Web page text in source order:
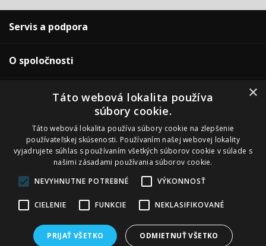
Servis a podpora
O spoločnosti
Pre zákazníkov
Naše predajne
Copyright ©2013-2026 ADSAFE, spol. s r.o., Eshop riešenie:3solutions,
spol. s r.o.
Prevádzkované na B2B / B2C systému:
WWW.ADSAFE.CZ
KÓDCHCI10A ZÍSKEJTE SLEVU 10% NA
VYBRANÉ PRODUKTY ROTTNER,
×
Táto webová lokalita používa
súbory cookie.
Táto webová lokalita používa súbory cookie na zlepšenie
používateľskej skúsenosti. Používaním našej webovej lokality
vyjadrujete súhlas s používaním všetkých súborov cookie v súlade s
našimi zásadami používania súborov cookie.
NEVYHNUTNE POTREBNÉ
VÝKONNOSŤ
CIELENIE FUNKCIE NEKLASIFIKOVANÉ
PRIJAŤ VŠETKO ODMIETNUŤ VŠETKO